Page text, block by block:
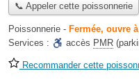
📞 Appeler cette poissonnerie
Poissonnerie - Fermée, ouvre
Services :
accès PMR
Recommander cette